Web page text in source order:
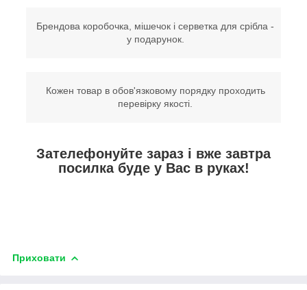
Брендова коробочка, мішечок і серветка для срібла -
у подарунок.
Кожен товар в обов'язковому порядку проходить
перевірку якості.
Зателефонуйте зараз і вже завтра
посилка буде у Вас в руках!
Приховати